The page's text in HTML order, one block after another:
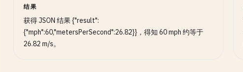
结果
获得 JSON 结果 {"result":
{"mph":60,"metersPerSecond":26.82}}，得知 60 mph 约等于
26.82 m/s。